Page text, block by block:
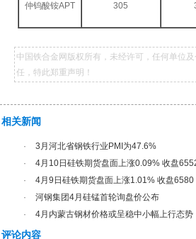
仲钨酸铵APT 305
中国铁合金网版权所有，未经许可，任何单位
任，特此郑重声明！
相关新闻
·
3月河北省钢铁行业PMI为47.6%
·
4月10日硅铁期货盘面上涨0.09% 收盘
·
4月9日硅铁期货盘面上涨1.01% 收盘6580
·
河钢集团4月硅锰首轮询盘价公布
·
4月内蒙古钢材价格或呈稳中小幅上行态势
评论内容